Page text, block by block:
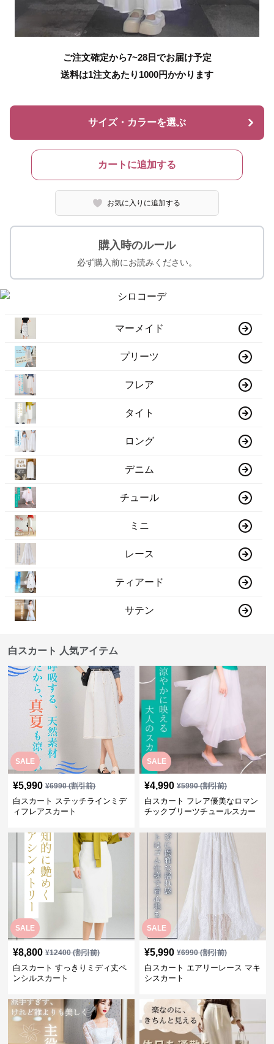
ご注文確定から7~28日でお届け予定
送料は1注文あたり 1000円かかります
サイズ・カラーを選ぶ
カートに追加する
お気に入りに追加する
購入時のルール
必ず購入前にお読みください。
マーメイド
プリーツ
フレア
タイト
ロング
デニム
チュール
ミニ
レース
ティアード
サテン
白スカート 人気アイテム
SALE
¥5,990 ¥6990(割引前)
白スカート ステッチラインミデ
ィフレアスカート
SALE
¥4,990 ¥5990(割引前)
白スカート フレア優美なロマン
チックブリーツチュールスカー
SALE
¥8,800 ¥12400(割引前)
白スカート すっきりミディ丈ペ
ンシルスカート
SALE
¥5,990 ¥6990(割引前)
白スカート エアリーレース マキ
シスカート